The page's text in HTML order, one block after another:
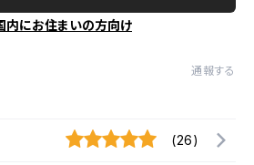
内にお住まいの方向け
通報する
(26)